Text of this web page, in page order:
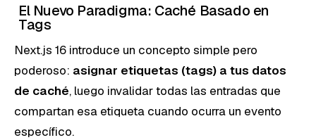
El Nuevo Paradigma: Caché Basado en
Tags
Next.js 16 introduce un concepto simple pero
poderoso: asignar etiquetas (tags) a tus datos
de caché, luego invalidar todas las entradas que
compartan esa etiqueta cuando ocurra un evento
específico.